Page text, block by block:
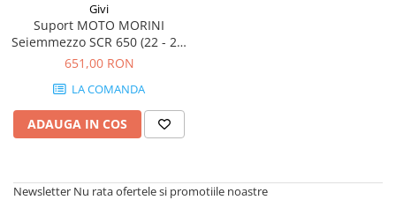
Placi
Givi
Suport MOTO MORINI
Seiemmezzo SCR 650 (22 - 25)
Seiemmezzo STR 650 (22 - 25)
651,00 RON
LA COMANDA
ADAUGA IN COS
Newsletter Nu rata ofertele si promotiile noastre